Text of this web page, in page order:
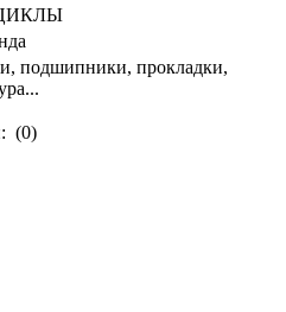
подшипники, прокладки,
(0)